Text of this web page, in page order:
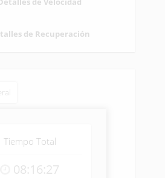
de Recuperación
Tiempo Total
08:16:27